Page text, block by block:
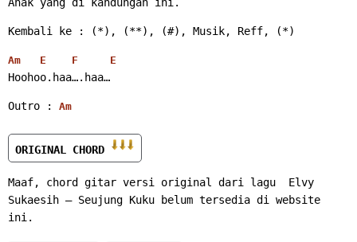
Kembali ke : (*), (**), (#), Musik, Reff, (*)
Am E F E
Hoohoo.haa….haa…
Outro : Am
ORIGINAL CHORD
Maaf, chord gitar versi original dari lagu  Elvy
Sukaesih – Seujung Kuku belum tersedia di website
ini.